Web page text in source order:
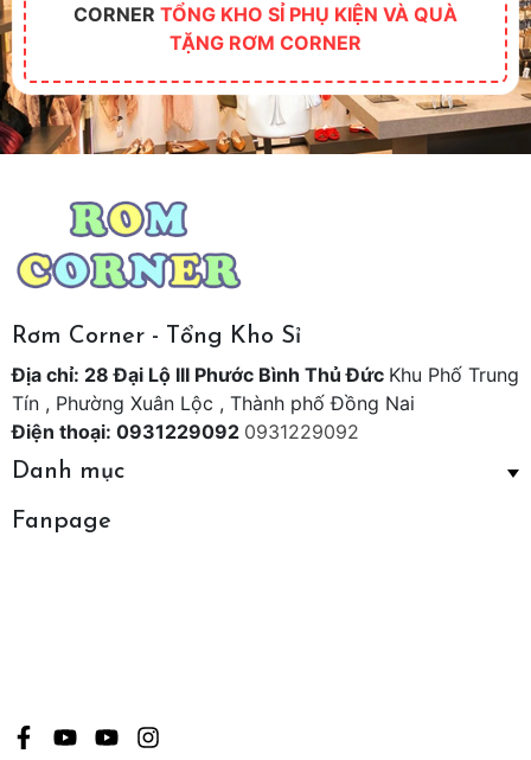
CORNER TỔNG KHO SỈ PHỤ KIỆN VÀ QUÀ
TẶNG RƠM CORNER
Rơm Corner - Tổng Kho Sỉ
Địa chỉ: 28 Đại Lộ III Phước Bình Thủ Đức Khu Phố Trung
Tín , Phường Xuân Lộc , Thành phố Đồng Nai
Điện thoại: 0931229092 0931229092
Danh mục
Fanpage